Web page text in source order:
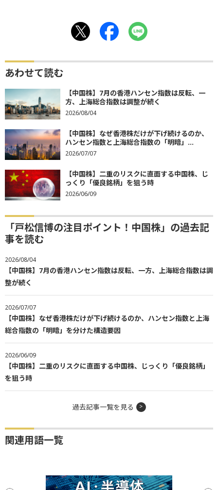
あわせて読む
【中国株】7月の香港ハンセン指数は反転、一
方、上海総合指数は調整が続く
2026/08/04
【中国株】なぜ香港株だけが下げ続けるのか、
ハンセン指数と上海総合指数の「明暗」...
2026/07/07
【中国株】二重のリスクに直面する中国株、じ
っくり「優良銘柄」を狙う時
2026/06/09
「戸松信博の注目ポイント！中国株」の過去記
事を読む
2026/08/04
【中国株】7月の香港ハンセン指数は反転、一方、上海総合指数は調
整が続く
2026/07/07
【中国株】なぜ香港株だけが下げ続けるのか、ハンセン指数と上海
総合指数の「明暗」を分けた構造要因
2026/06/09
【中国株】二重のリスクに直面する中国株、じっくり「優良銘柄」
を狙う時
過去記事一覧を見る
関連用語一覧